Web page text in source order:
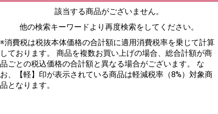
該当する商品がございません。
他の検索キーワードより再度検索をしてください。
※消費税は税抜本体価格の合計額に適用消費税率を乗じて計算
しております。 商品を複数お買い上げの場合、総合計額が商
品ごとの税込価格の合計額と異なる場合がございます。 な
お、【軽】印が表示されている商品は軽減税率（8%）対象商
品となります。